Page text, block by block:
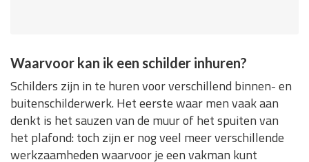
Waarvoor kan ik een schilder inhuren?
Schilders zijn in te huren voor verschillend binnen- en
buitenschilderwerk. Het eerste waar men vaak aan
denkt is het sauzen van de muur of het spuiten van
het plafond: toch zijn er nog veel meer verschillende
werkzaamheden waarvoor je een vakman kunt